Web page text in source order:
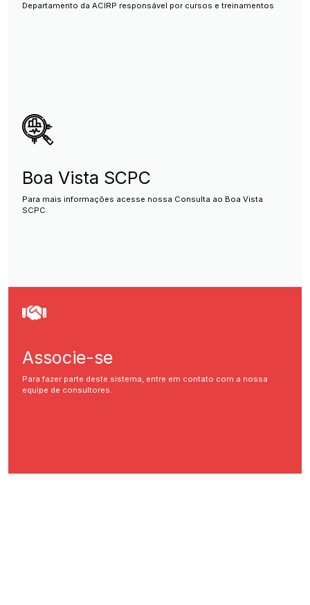
Departamento da ACIRP responsável por cursos e treinamentos
Boa Vista SCPC
Para mais informações acesse nossa Consulta ao Boa Vista
SCPC
Associe-se
Para fazer parte deste sistema, entre em contato com a nossa
equipe de consultores.